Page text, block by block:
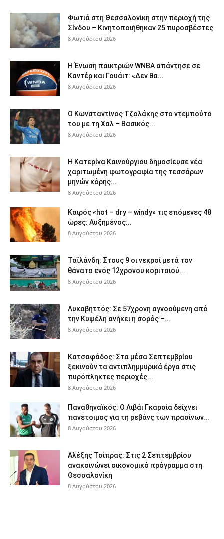
Φωτιά στη Θεσσαλονίκη στην περιοχή της
Σίνδου – Κινητοποιήθηκαν 25 πυροσβέστες
8 Αυγούστου 2026
Η Ένωση παικτριών WNBA απάντησε σε
Καντέρ και Γουάιτ: «Δεν θα...
8 Αυγούστου 2026
Ο Κωνσταντίνος Τζολάκης στο ντεμπούτο
του με τη Χαλ – Βασικός...
8 Αυγούστου 2026
Η Κατερίνα Καινούργιου δημοσίευσε νέα
χαριτωμένη φωτογραφία της τεσσάρων
μηνών κόρης...
8 Αυγούστου 2026
Καιρός «hot – dry – windy» τις επόμενες 48
ώρες: Αυξημένος...
8 Αυγούστου 2026
Ταϊλάνδη: Στους 9 οι νεκροί μετά τον
θάνατο ενός 12χρονου κοριτσιού...
8 Αυγούστου 2026
Λυκαβηττός: Σε 57χρονη αγνοούμενη από
την Κυψέλη ανήκει η σορός –...
8 Αυγούστου 2026
Κατσαφάδος: Στα μέσα Σεπτεμβρίου
ξεκινούν τα αντιπλημμυρικά έργα στις
πυρόπληκτες περιοχές...
8 Αυγούστου 2026
Παναθηναϊκός: Ο Λιβάι Γκαρσία δείχνει
πανέτοιμος για τη ρεβάνς των πρασίνων...
8 Αυγούστου 2026
Αλέξης Τσίπρας: Στις 2 Σεπτεμβρίου
ανακοινώνει οικονομικό πρόγραμμα στη
Θεσσαλονίκη
8 Αυγούστου 2026